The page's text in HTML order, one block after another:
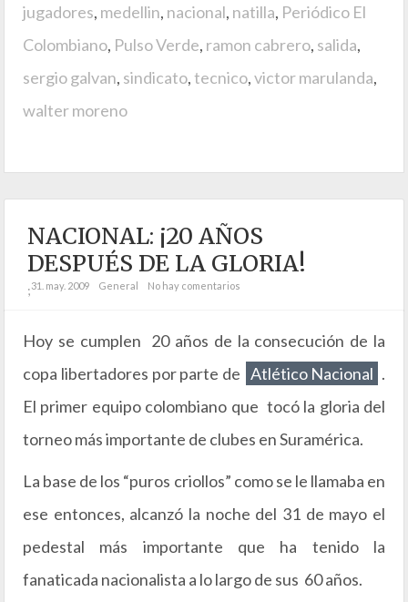
jugadores, medellin, nacional, natilla, Periódico El
Colombiano, Pulso Verde, ramon cabrero, salida,
sergio galvan, sindicato,tecnico,victor marulanda,
walter moreno
NACIONAL: ¡20 AÑOS
DESPUÉS DE LA GLORIA!
;31. may. 2009 General No hay comentarios
Hoy se cumplen 20 años de la consecución de la
copa libertadores por parte de Atlético Nacional .
El primer equipo colombiano que tocó la gloria del
torneo más importante de clubes en Suramérica.
La base de los “puros criollos” como se le llamaba en
ese entonces, alcanzó la noche del 31 de mayo el
pedestal más importante que ha tenido la
fanaticada nacionalista a lo largo de sus 60 años.